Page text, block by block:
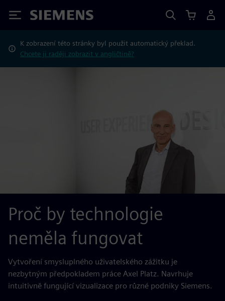
Siemens
K zobrazení této stránky byl použit automatický překlad.
Chcete ji raději zobrazit v angličtině?
Proč by technologie
neměla fungovat
Vytvoření smysluplného uživatelského zážitku je
nezbytným předpokladem práce Axel Platz. Navrhuje
intuitivně fungující vizualizace pro různé podniky Siemens.